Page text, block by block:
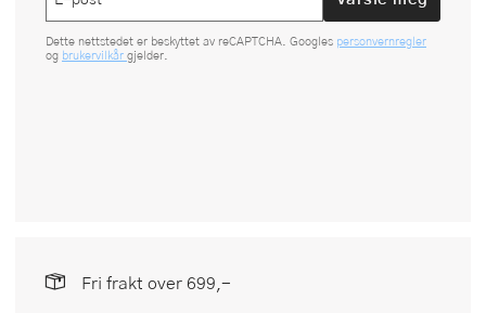
Dette nettstedet er beskyttet av reCAPTCHA. Googles personvernregler
og brukervilkår gjelder.
Fri frakt over 699,-